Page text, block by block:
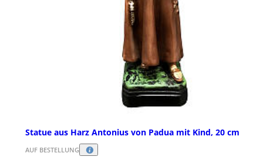
Statue aus Harz Antonius von Padua mit Kind, 20 cm
AUF BESTELLUNG